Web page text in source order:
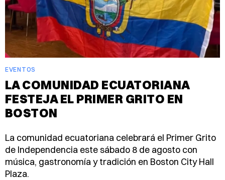
EVENTOS
LA COMUNIDAD ECUATORIANA
FESTEJA EL PRIMER GRITO EN
BOSTON
La comunidad ecuatoriana celebrará el Primer Grito
de Independencia este sábado 8 de agosto con
música, gastronomía y tradición en Boston City Hall
Plaza.